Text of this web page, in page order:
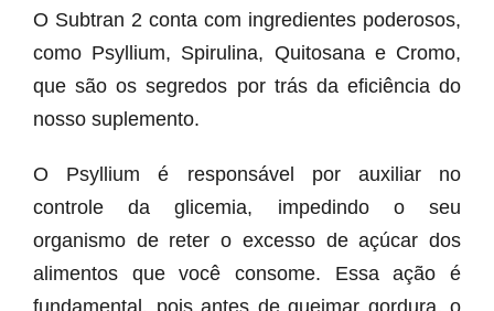
O Subtran 2 conta com ingredientes poderosos,
como Psyllium, Spirulina, Quitosana e Cromo,
que são os segredos por trás da eficiência do
nosso suplemento.
O Psyllium é responsável por auxiliar no
controle da glicemia, impedindo o seu
organismo de reter o excesso de açúcar dos
alimentos que você consome. Essa ação é